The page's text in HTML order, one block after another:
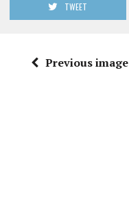
TWEET
Previous image